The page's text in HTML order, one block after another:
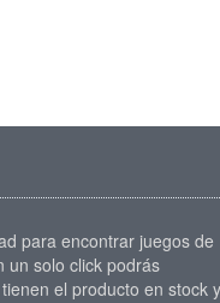
para encontrar juegos de
un solo click podrás
el producto en stock y